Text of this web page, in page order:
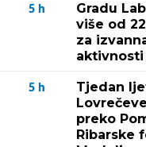
5 h
Gradu
više od
za
aktivnosti
5 h
Tjedan
preko
Ribarske